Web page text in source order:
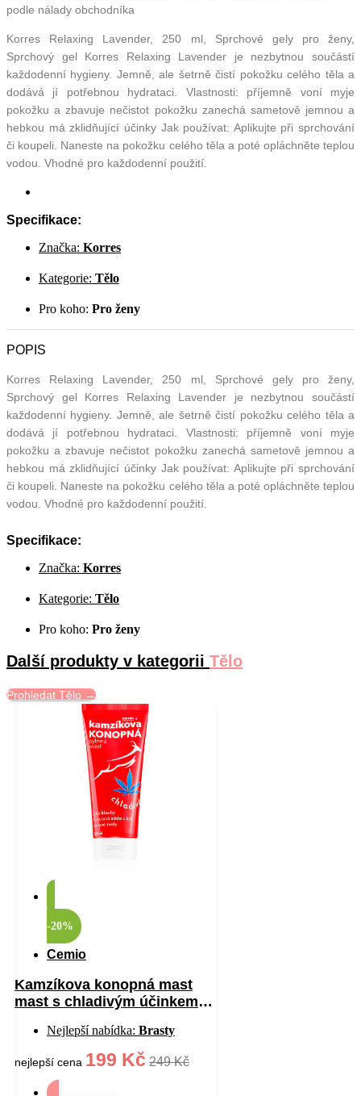
podle nálady obchodníka
Korres Relaxing Lavender, 250 ml, Sprchové gely pro ženy,
Sprchový gel Korres Relaxing Lavender je nezbytnou součástí
každodenní hygieny. Jemně, ale šetrně čistí pokožku celého těla a
dodává jí potřebnou hydrataci. Vlastnosti: příjemně voní myje
pokožku a zbavuje nečistot pokožku zanechá sametově jemnou a
hebkou má zklidňující účinky Jak používat: Aplikujte při sprchování
či koupeli. Naneste na pokožku celého těla a poté opláchněte teplou
vodou. Vhodné pro každodenní použití.
Specifikace:
Značka: Korres
Kategorie: Tělo
Pro koho: Pro ženy
POPIS
Korres Relaxing Lavender, 250 ml, Sprchové gely pro ženy,
Sprchový gel Korres Relaxing Lavender je nezbytnou součástí
každodenní hygieny. Jemně, ale šetrně čistí pokožku celého těla a
dodává jí potřebnou hydrataci. Vlastnosti: příjemně voní myje
pokožku a zbavuje nečistot pokožku zanechá sametově jemnou a
hebkou má zklidňující účinky Jak používat: Aplikujte při sprchování
či koupeli. Naneste na pokožku celého těla a poté opláchněte teplou
vodou. Vhodné pro každodenní použití.
Specifikace:
Značka: Korres
Kategorie: Tělo
Pro koho: Pro ženy
Další produkty v kategorii Tělo
Prohledat Tělo →
-20%
Cemio
Kamzíkova konopná mast
mast s chladivým účinkem
Nejlepší nabídka: Brasty
nejlepší cena 199 Kč 249 Kč